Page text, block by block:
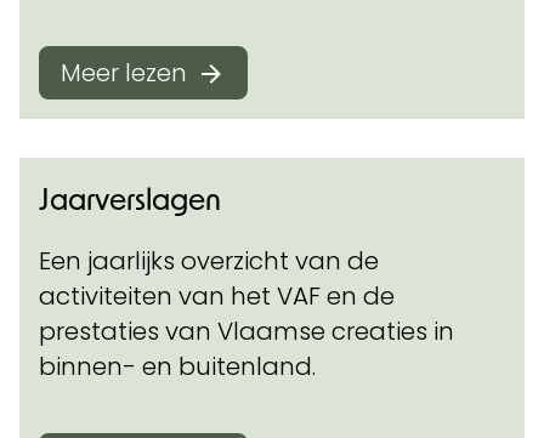
Meer lezen
Jaarverslagen
Een jaarlijks overzicht van de
activiteiten van het VAF en de
prestaties van Vlaamse creaties in
binnen- en buitenland.